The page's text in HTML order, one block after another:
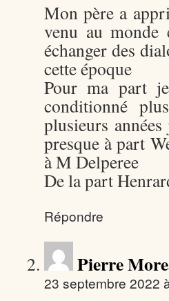
Mon père a
venu au
échanger des
cette époque
Pour ma part
conditionné
plusieurs
presque à part
à M Delperee
De la part
Répondre
Pierre
23 septembre 2022